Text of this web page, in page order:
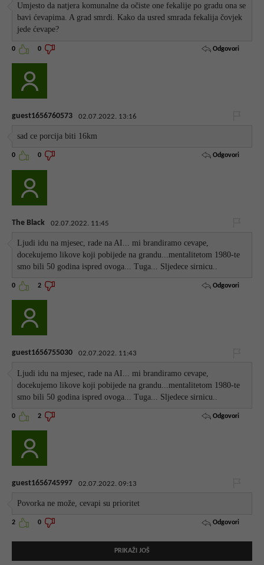
Umjesto da natjera komunalne da očiste one fekalije po gradu ona se
bavi ćevapima. A grad smrdi. Kako da usred smrada fekalija čovjek
jede ćevape?
0 0 Odgovori
guest1656760573 02.07.2022. 13:16
sad ce porcija biti 16km
0 0 Odgovori
The Black 02.07.2022. 11:45
Ljudi idu na mjesec, rade na AI... mi brandiramo cevape,
docekujemo likove koji pobijede na grandu...mentalitetom 1980-te
smo bili 50 godina ispred ovoga... Tuga... Sljedece sirnicu..
0 2 Odgovori
guest1656755030 02.07.2022. 11:43
Ljudi idu na mjesec, rade na AI... mi brandiramo cevape,
docekujemo likove koji pobijede na grandu...mentalitetom 1980-te
smo bili 50 godina ispred ovoga... Tuga... Sljedece sirnicu..
0 2 Odgovori
guest1656745997 02.07.2022. 09:13
Povorka ne može, cevapi su prioritet
2 0 Odgovori
PRIKAŽI JOŠ